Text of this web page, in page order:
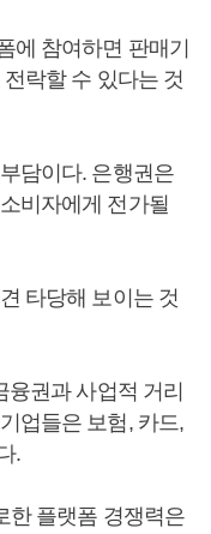
에 참여하면 판매기
락할 수 있다는 것
담이다. 은행권은
비자에게 전가될
타당해 보이는 것
권과 사업적 거리
업들은 보험, 카드,
.
한 플랫폼 경쟁력은